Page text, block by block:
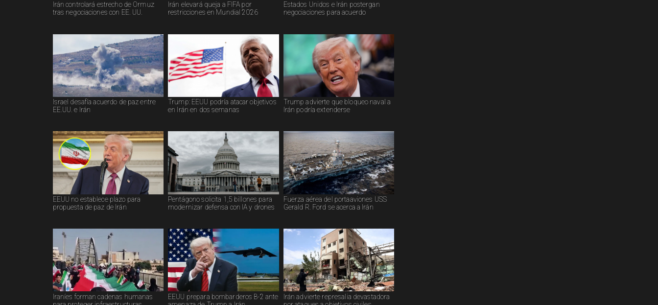
Irán controlará estrecho de Ormuz
tras negociaciones con EE. UU.
Irán elevará queja a FIFA por
restricciones en Mundial 2026
Estados Unidos e Irán postergan
negociaciones para acuerdo
Israel desafía acuerdo de paz entre
EE.UU. e Irán
Trump: EEUU podría atacar objetivos
en Irán en dos semanas
Trump advierte que bloqueo naval a
Irán podría extenderse
EEUU no establece plazo para
propuesta de paz de Irán
Pentágono solicita 1,5 billones para
modernizar defensa con IA y drones
Fuerza aérea del portaaviones USS
Gerald R. Ford se acerca a Irán
Iraníes forman cadenas humanas
EEUU prepara bombarderos B-2 ante
Irán advierte represalia devastadora